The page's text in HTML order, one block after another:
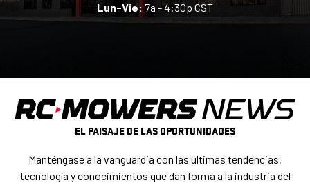
Lun-Vie: 7a - 4:30p CST
EL PAISAJE DE LAS OPORTUNIDADES
Manténgase a la vanguardia con las últimas tendencias,
tecnología y conocimientos que dan forma a la industria del